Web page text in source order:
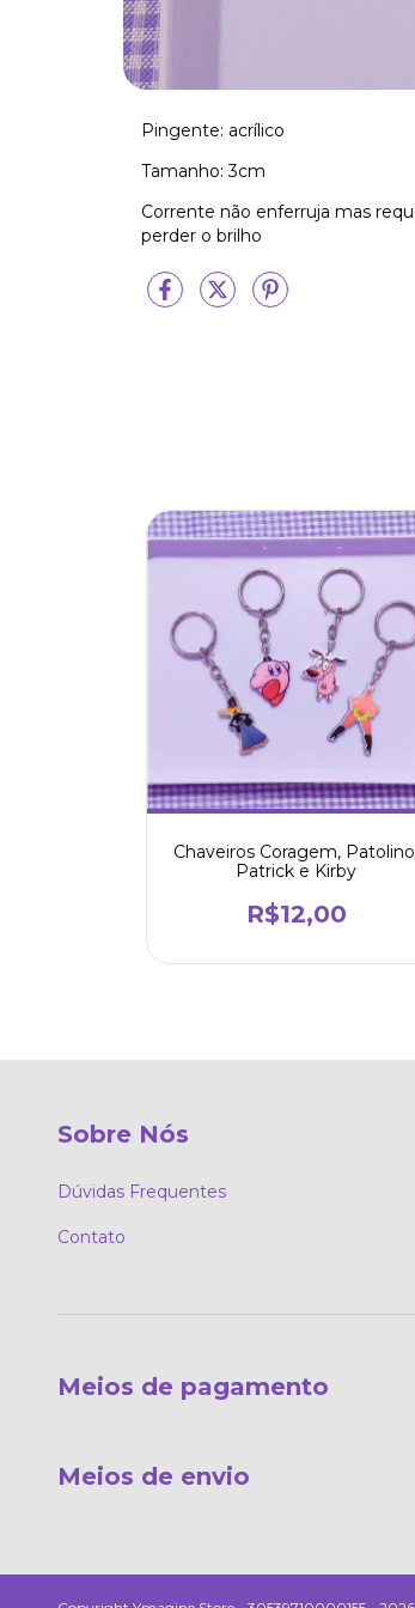
Pingente: acrílico
Tamanho: 3cm
Corrente não enferruja mas
perder o brilho
Chaveiros Coragem,
Patrick e Kirby
R$12,00
Sobre Nós
Dúvidas Frequentes
Contato
Meios de pagamento
Meios de envio